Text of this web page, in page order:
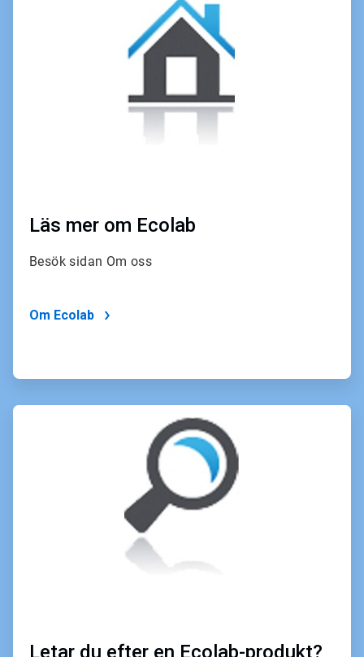
Läs mer om Ecolab
Besök sidan Om oss
Om Ecolab
ArticleTile
Letar du efter en Ecolab-produkt?